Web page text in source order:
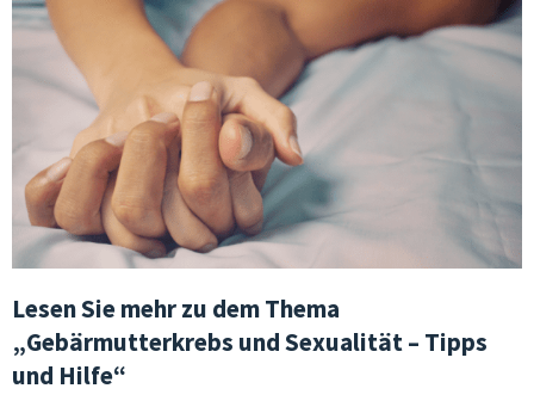
Lesen Sie mehr zu dem Thema
„Gebärmutterkrebs und Sexualität – Tipps
und Hilfe“